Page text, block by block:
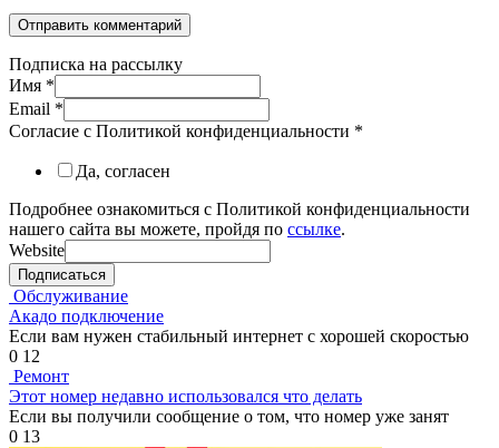
Подписка на рассылку
Имя *
Email *
Согласие с Политикой конфиденциальности *
Да, согласен
Подробнее ознакомиться с Политикой конфиденциальности
нашего сайта вы можете, пройдя по ссылке.
Website
Подписаться
Обслуживание
Акадо подключение
Если вам нужен стабильный интернет с хорошей скоростью
0 12
Ремонт
Этот номер недавно использовался что делать
Если вы получили сообщение о том, что номер уже занят
0 13